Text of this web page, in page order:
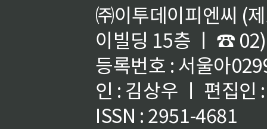
㈜이투데이피엔씨 (
이빌딩 15층 ㅣ ☎
등록번호 : 서울아
인 : 김상우 ㅣ 편집인
ISSN : 2951-4681